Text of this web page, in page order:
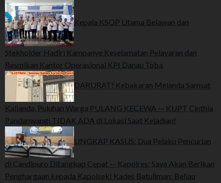
Kepala KSOP Utama Belawan dan
Stekholder Hadiri Kampanye Keselamatan Pelayaran dan
Resmikan Kantor Operasional KPI Danau Toba
DARURAT! Kebakaran Melanda Samsat
Kalianda, Puluhan Warga PULANG KECEWA — KUPT Cinthia
Pandanwangi TIDAK ADA di Lokasi Saat Kejadian!
UNGKAP KASUS: Dua Pelaku Pencurian
di Candipuro Ditangkap Cepat — Kapolres: Saya Akan Berikan
Penghargaan kepada Kapolsek! Kades Batuliman: Beliau